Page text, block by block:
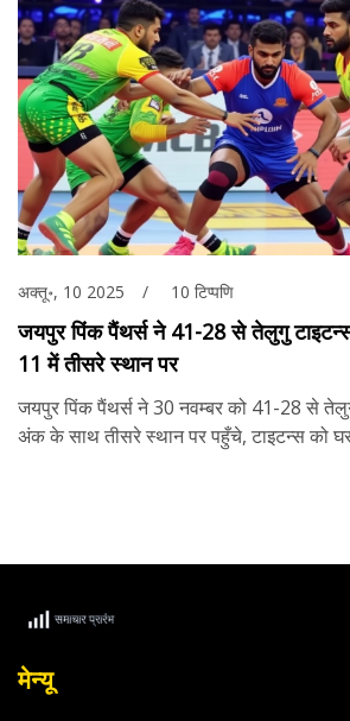
अक्तू॰, 10 2025 10 टिप्पणि
जयपुर पिंक पैंथर्स ने 41-28 से तेलुगु
11 में तीसरे स्थान पर
जयपुर पिंक पैंथर्स ने 30 नवम्बर को 41-28 से
अंक के साथ तीसरे स्थान पर पहुँचे, टाइटन्स को घर
मेन्यू